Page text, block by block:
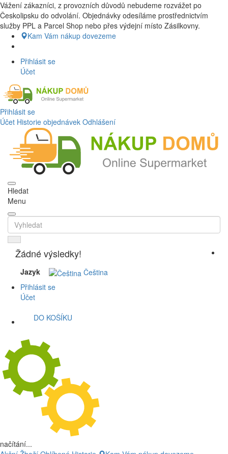
Nákup Potraviny domů, Nákup potraviny online, Čerstvé potraviny
dovezeme až k vašim dveřím. Česká lípa a okolí doprava zdarma.
Nakupdomu.cz
Vážení zákazníci, z provozních důvodů nebudeme rozvážet po
Českolipsku do odvolání. Objednávky odesíláme prostřednictvím
služby PPL a Parcel Shop nebo přes výdejní místo Zásilkovny.
Kam Vám nákup dovezeme
Přihlásit se
Účet
Přihlásit se
Účet Historie objednávek Odhlášení
Hledat
Menu
Žádné výsledky!
Jazyk
Čeština
Přihlásit se
Účet
DO KOŠÍKU
načítání...